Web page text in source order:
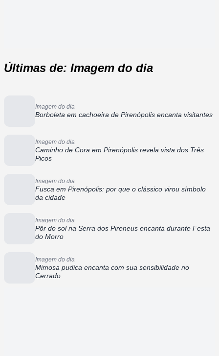
Últimas de: Imagem do dia
Imagem do dia
Borboleta em cachoeira de Pirenópolis encanta visitantes
Imagem do dia
Caminho de Cora em Pirenópolis revela vista dos Três
Picos
Imagem do dia
Fusca em Pirenópolis: por que o clássico virou símbolo
da cidade
Imagem do dia
Pôr do sol na Serra dos Pireneus encanta durante Festa
do Morro
Imagem do dia
Mimosa pudica encanta com sua sensibilidade no
Cerrado